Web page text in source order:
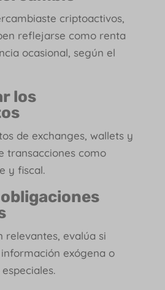
criptoactivos,
reflejarse como renta
ocasional, según el
los
de exchanges, wallets y
transacciones como
y fiscal.
relevantes, evalúa si
exógena o